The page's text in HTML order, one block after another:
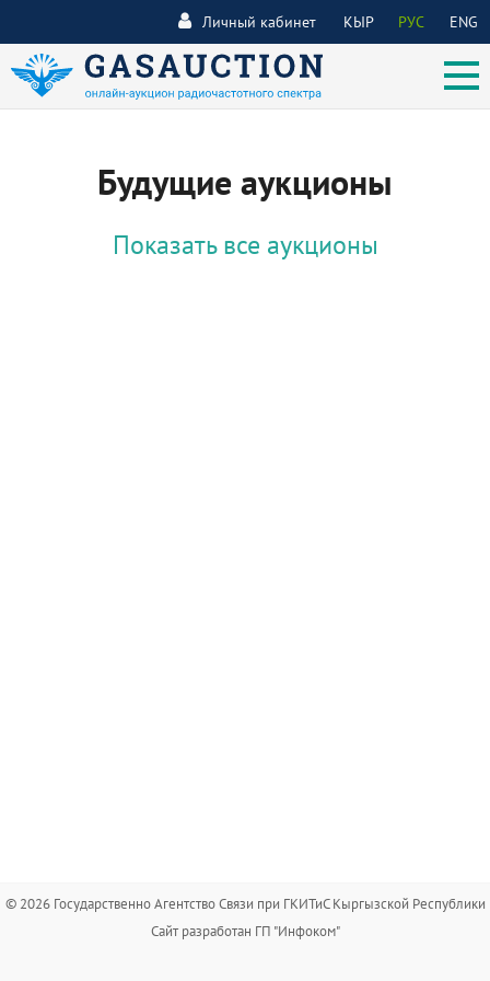
КЫР РУС ENG
Личный кабинет
Будущие аукционы
Показать все аукционы
© 2026 Государственно Агентство Связи при ГКИТиС Кыргызской Республики
Сайт разработан ГП "Инфоком"